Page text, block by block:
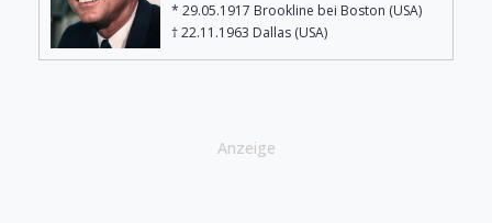
* 29.05.1917 Brookline bei Boston (USA)
† 22.11.1963 Dallas (USA)
Anzeige